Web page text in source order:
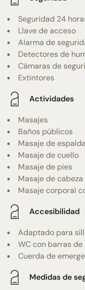
Seguridad 24
Llave de acceso
Alarma de
Detectores de
Cámaras de
Extintores
Actividades
Masajes
Baños públicos
Masaje de espalda
Masaje de cuello
Masaje de pies
Masaje de cabeza
Masaje corporal
Accesibilidad
Adaptado para
WC con barras de
Cuerda de
Medidas de